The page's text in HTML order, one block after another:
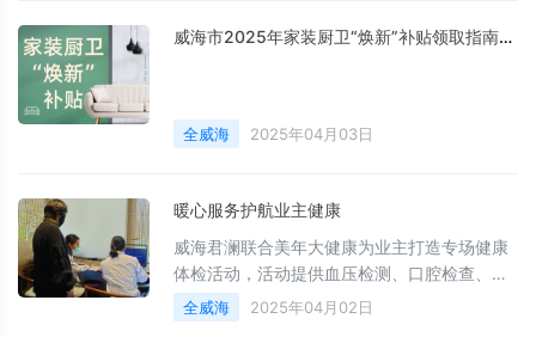
威海市2025年家装厨卫“焕新”补贴领取指南（卫生洁具、家具照明、智能家居）
全威海 2025年04月03日
暖心服务护航业主健康
威海君澜联合美年大健康为业主打造专场健康
体检活动，活动提供血压检测、口腔检查、中
医脉诊、无创心血管检测、甲状腺及颈动脉彩
超等多项服务。
全威海 2025年04月02日